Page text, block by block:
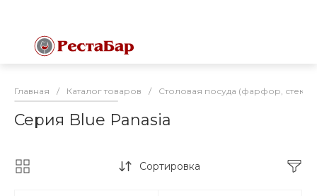
Главная / Каталог товаров / Столовая посуда (фарфор,
Серия Blue Panasia
Сортировка